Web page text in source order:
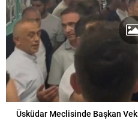
Üsküdar Meclisinde Başkan